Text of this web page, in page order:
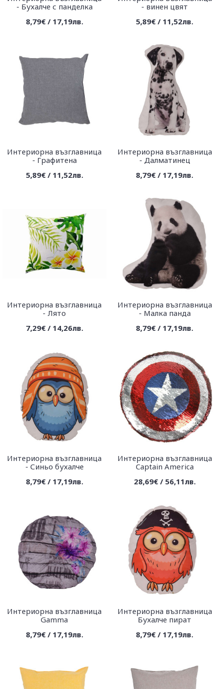
- Бухалче с панделка
8,79€ / 17,19лв.
- винен цвят
5,89€ / 11,52лв.
Интериорна възглавница
- Графитена
5,89€ / 11,52лв.
Интериорна възглавница
- Далматинец
8,79€ / 17,19лв.
Интериорна възглавница
- Лято
7,29€ / 14,26лв.
Интериорна възглавница
- Малка панда
8,79€ / 17,19лв.
Интериорна възглавница
- Синьо бухалче
8,79€ / 17,19лв.
Интериорна възглавница
Captain America
28,69€ / 56,11лв.
Интериорна възглавница
Gamma
8,79€ / 17,19лв.
Интериорна възглавница
Бухалче пират
8,79€ / 17,19лв.